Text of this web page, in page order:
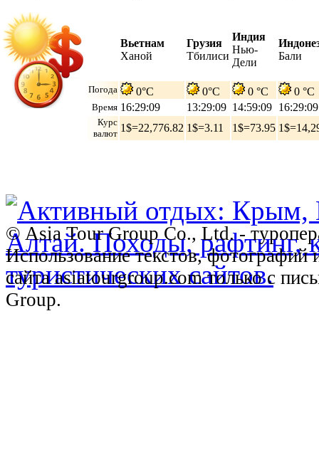
Вьетнам
Ханой
Грузия
Тбилиси
Индия
Нью-
Дели
Бали
Погода 0°C 0°C 0 °C 0 °C
Время 16:29:10 13:29:10 14:59:10 16:29:10
Курс
валют 1$=22,776.82 1$=3.11 1$=73.95
© Asia Tour Group Co., Ltd. -
Использование текстов,
сайта asiatourgroup.com только с
Group.